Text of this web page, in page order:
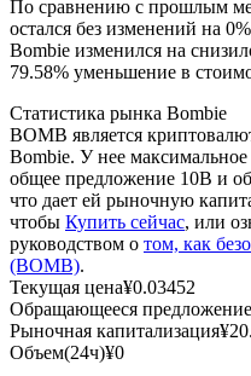
USDC фьючерсы
обеспечения
Копирование торговли
По сравнению с прошлым
остался без изменений на
Bombie изменился на
79.58% уменьшение в
Статистика рынка Bombie
BOMB является
Bombie. У нее
общее предложение 10B и
что дает ей рыночную
чтобы Купить сейчас, или
руководством о том, как
(BOMB).
Текущая цена¥0.03452
Обращающееся предложение
Рыночная капитализация¥
Объем(24ч)¥0